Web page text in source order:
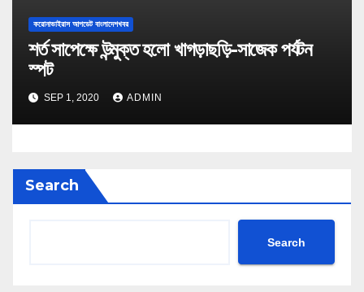
করোনাভাইরাস আপডেট বাংলাদেশখবর
শর্ত সাপেক্ষে উন্মুক্ত হলো খাগড়াছড়ি-সাজেক পর্যটন
স্পট
SEP 1, 2020 ADMIN
Search
Search